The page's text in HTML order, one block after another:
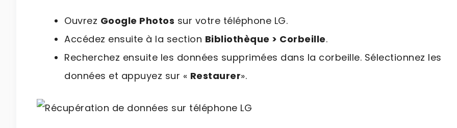
Ouvrez Google Photos sur votre téléphone LG.
Accédez ensuite à la section Bibliothèque > Corbeille.
Recherchez ensuite les données supprimées dans la corbeille. Sélectionnez les
données et appuyez sur « Restaurer».